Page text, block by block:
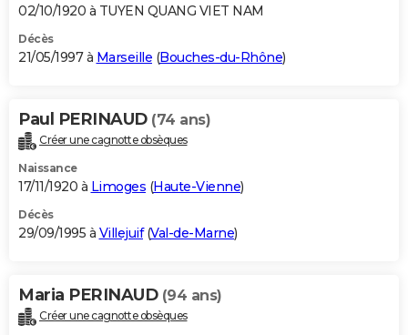
02/10/1920 à TUYEN QUANG VIET NAM
Décès
21/05/1997 à Marseille (Bouches-du-Rhône)
Paul PERINAUD (74 ans)
Créer une cagnotte obsèques
Naissance
17/11/1920 à Limoges (Haute-Vienne)
Décès
29/09/1995 à Villejuif(Val-de-Marne)
Maria PERINAUD (94 ans)
Créer une cagnotte obsèques